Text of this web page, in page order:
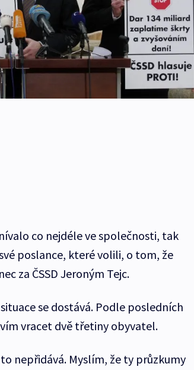
co nejdéle ve společnosti, tak
poslance, které volili, o tom, že
za ČSSD Jeroným Tejc.
se dostává. Podle posledních
vracet dvě třetiny obyvatel.
nepřidává. Myslím, že ty průzkumy